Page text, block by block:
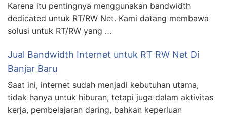
Karena itu pentingnya menggunakan bandwidth
dedicated untuk RT/RW Net. Kami datang membawa
solusi untuk RT/RW yang …
Jual Bandwidth Internet untuk RT RW Net Di
Banjar Baru
Saat ini, internet sudah menjadi kebutuhan utama,
tidak hanya untuk hiburan, tetapi juga dalam aktivitas
kerja, pembelajaran daring, bahkan keperluan